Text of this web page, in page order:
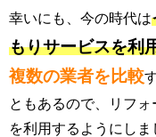
幸いにも、今の時代は
もりサービスを利
複数の業者を比較
ともあるので、リフ
を利用するようにしま